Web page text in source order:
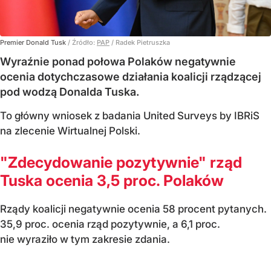
Premier Donald Tusk / Źródło: PAP / Radek Pietruszka
Wyraźnie ponad połowa Polaków negatywnie
ocenia dotychczasowe działania koalicji rządzącej
pod wodzą Donalda Tuska.
To główny wniosek z badania United Surveys by IBRiS
na zlecenie Wirtualnej Polski.
"Zdecydowanie pozytywnie" rząd
Tuska ocenia 3,5 proc. Polaków
Rządy koalicji negatywnie ocenia 58 procent pytanych.
35,9 proc. ocenia rząd pozytywnie, a 6,1 proc.
nie wyraziło w tym zakresie zdania.